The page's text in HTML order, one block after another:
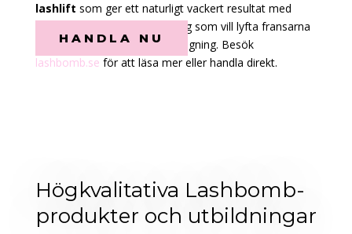
lashlift som ger ett naturligt vackert resultat med
långvarig effekt. Perfekt för dig som vill lyfta fransarna
utan mascara eller fransförlängning. Besök
lashbomb.se för att läsa mer eller handla direkt.
HANDLA NU
Högkvalitativa Lashbomb-
produkter och utbildningar